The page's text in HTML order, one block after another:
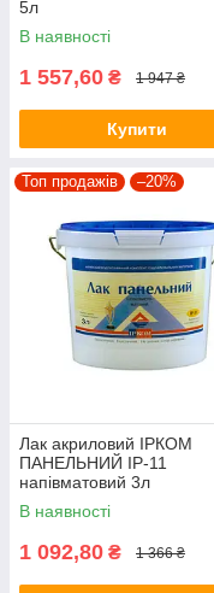
5л
В наявності
1 557,60 ₴ 1 947 ₴
Купити
Топ продажів –20%
Лак акриловий ІРКОМ
ПАНЕЛЬНИЙ ІР-11
напівматовий 3л
В наявності
1 092,80 ₴ 1 366 ₴